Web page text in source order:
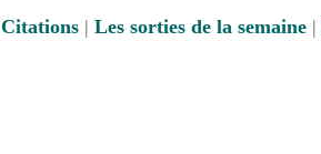
Citations | Les sorties de la semaine |